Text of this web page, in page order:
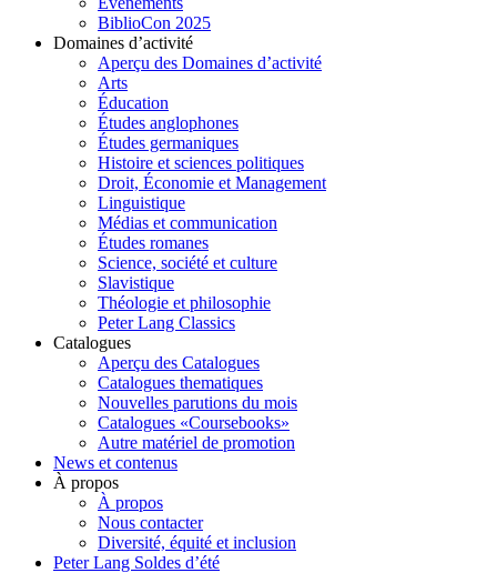
BiblioCon 2025
Domaines d’activité
Aperçu des Domaines d’activité
Arts
Éducation
Études anglophones
Études germaniques
Histoire et sciences politiques
Droit, Économie et Management
Linguistique
Médias et communication
Études romanes
Science, société et culture
Slavistique
Théologie et philosophie
Peter Lang Classics
Catalogues
Aperçu des Catalogues
Catalogues thematiques
Nouvelles parutions du mois
Catalogues «Coursebooks»
Autre matériel de promotion
News et contenus
À propos
À propos
Nous contacter
Diversité, équité et inclusion
Peter Lang Soldes d’été